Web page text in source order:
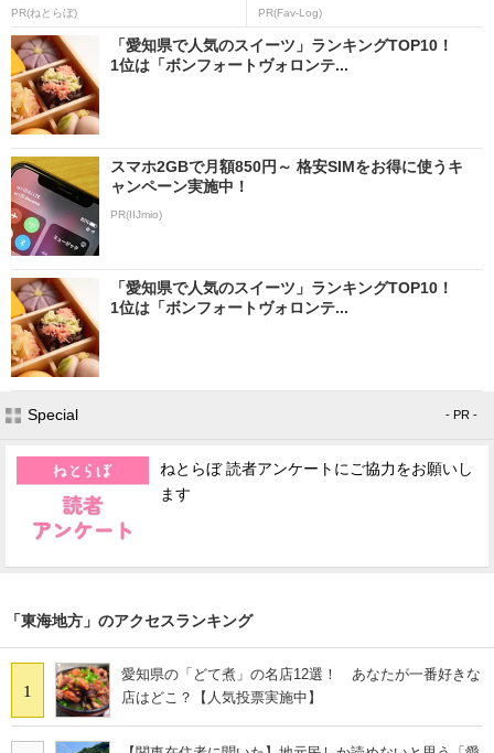
PR(ねとらぼ) PR(Fav-Log)
「愛知県で人気のスイーツ」ランキングTOP10！
1位は「ボンフォートヴォロンテ...
スマホ2GBで月額850円～ 格安SIMをお得に使うキ
ャンペーン実施中！
PR(IIJmio)
「愛知県で人気のスイーツ」ランキングTOP10！
1位は「ボンフォートヴォロンテ...
Special - PR -
ねとらぼ 読者アンケートにご協力をお願いし
ます
「東海地方」のアクセスランキング
1
愛知県の「どて煮」の名店12選！ あなたが一番好きな
店はどこ？【人気投票実施中】